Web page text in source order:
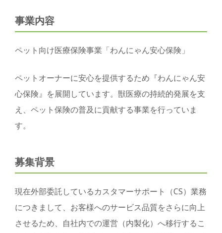
事業内容
ペット向け医療保険事業「わんにゃん安心保険」
ペットオーナーに安心を提供するため『わんにゃん安
心保険』を展開しています。獣医療の持続的発展を支
え、ペット保険の普及に貢献する事業を行っていま
す。
募集背景
現在外部委託しているカスタマーサポート（CS）業務
につきまして、お客様へのサービス品質をさらに向上
させるため、自社内での運営（内製化）へ移行するこ